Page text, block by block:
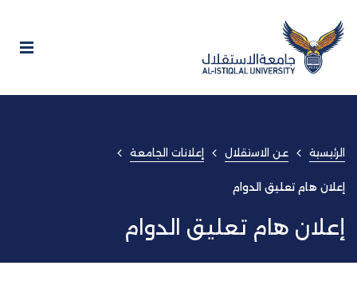
الرئيسية عن الاستقلال إعلانات الجامعة
إعلان هام تعليق الدوام
إعلان هام تعليق الدوام